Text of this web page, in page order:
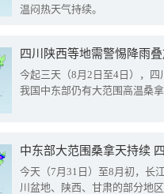
温闷热天气持续。
今起三天（8月2日至4日），四
我国中东部仍有大范围高温桑
中东部大范围桑拿天持续
今天（7月31日）至8月初，长
川盆地、陕西、甘肃的部分地